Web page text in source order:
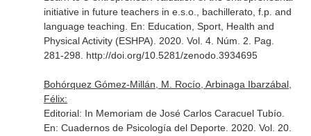
initiative in future teachers in e.s.o., bachillerato, f.p. and
language teaching. En: Education, Sport, Health and
Physical Activity (ESHPA) . 2020. Vol. 4. Núm. 2. Pag.
281-298. http://doi.org/10.5281/zenodo.3934695
Bohórquez Gómez-Millán, M. Rocío, Arbinaga Ibarzábal,
Félix:
Editorial: In Memoriam de José Carlos Caracuel Tubío.
En: Cuadernos de Psicología del Deporte. 2020. Vol. 20.